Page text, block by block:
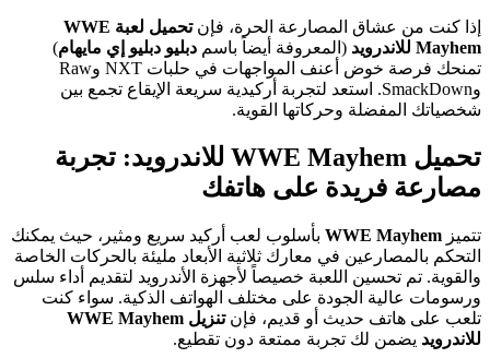
إذا كنت من عشاق المصارعة الحرة، فإن
تحميل لعبة WWE
Mayhem للاندرويد
(المعروفة أيضاً باسم دبليو دبليو إي مايهام)
تمنحك فرصة خوض أعنف المواجهات في حلبات NXT وRaw
وSmackDown. استعد لتجربة أركيدية سريعة الإيقاع تجمع بين
شخصياتك المفضلة وحركاتها القوية.
تحميل WWE Mayhem للاندرويد: تجربة
مصارعة فريدة على هاتفك
تتميز WWE Mayhem بأسلوب لعب أركيد سريع ومثير، حيث يمكنك
التحكم بالمصارعين في معارك ثلاثية الأبعاد مليئة بالحركات الخاصة
والقوية. تم تحسين اللعبة خصيصاً لأجهزة الأندرويد لتقديم أداء سلس
ورسومات عالية الجودة على مختلف الهواتف الذكية. سواء كنت
تلعب على هاتف حديث أو قديم، فإن
تنزيل WWE Mayhem
للاندرويد يضمن لك تجربة ممتعة دون تقطيع.